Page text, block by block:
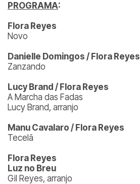
PROGRAMA:
Flora Reyes
Novo
Danielle Domingos / Flora Reyes
Zanzando
Lucy Brand / Flora Reyes
A Marcha das Fadas
Lucy Brand, arranjo
Manu Cavalaro / Flora Reyes
Tecelã
Flora Reyes
Luz no Breu
Gil Reyes, arranjo